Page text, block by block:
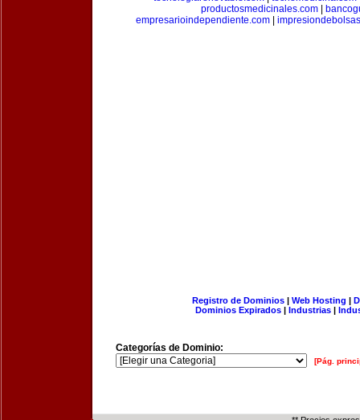
productosmedicinales.com|
empresarioindependiente.com
Registro de Dominios| Web Hosting |
Dominios Expirados | Industrias |
Categorías de Dominio:
[Pág.